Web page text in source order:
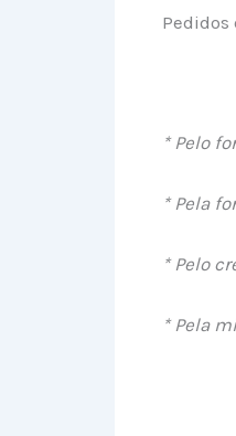
Pedidos
* Pelo
* Pela
* Pelo
* Pela